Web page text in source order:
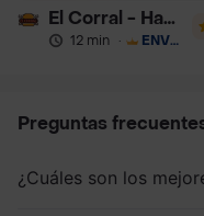
El Corral - Hamburguesa
12 min · ENVÍO GRATIS
Preguntas
¿Cuáles son los